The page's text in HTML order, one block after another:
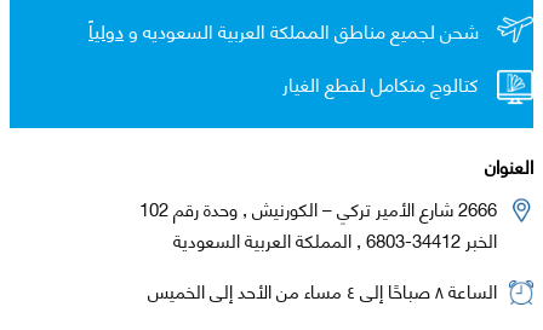
شحن لجميع مناطق المملكة العربية السعوديه ودولياً
كتالوج متكامل لقطع الغيار
العنوان
2666 شارع الأمير تركي – الكورنيش , وحدة رقم 102
الخبر 34412-6803 , المملكة العربية السعودية
الساعة ٨ صباحًا إلى ٤ مساء من الأحد إلى الخميس